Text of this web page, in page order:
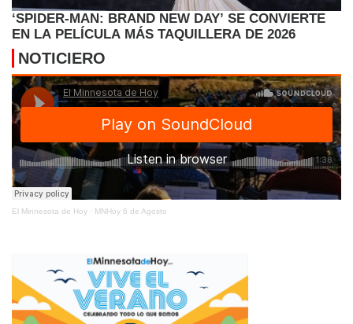
‘SPIDER-MAN: BRAND NEW DAY’ SE CONVIERTE
EN LA PELÍCULA MÁS TAQUILLERA DE 2026
NOTICIERO
El Minnesota de Hoy · MNHoy 6 de Agosto